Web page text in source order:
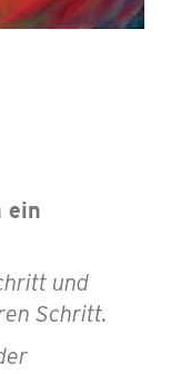
ein
und
Schritt.